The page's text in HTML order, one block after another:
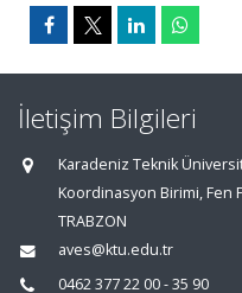
İletişim Bilgileri
Karadeniz Teknik
Koordinasyon Birimi, Fen
TRABZON
aves@ktu.edu.tr
0462 377 22 00 - 35 90